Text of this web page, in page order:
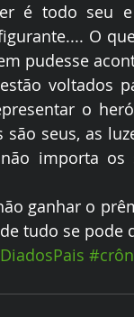
é todo seu
O
pudesse
voltados
o
seus, as
importa
ganhar o
tudo se